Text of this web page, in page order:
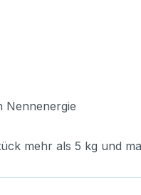
Nennenergie
mehr als 5 kg und